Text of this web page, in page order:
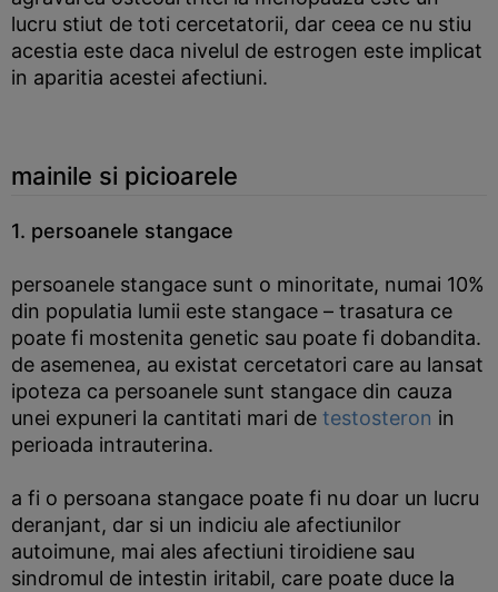
lucru stiut de toti cercetatorii, dar ceea ce nu stiu
acestia este daca nivelul de estrogen este implicat
in aparitia acestei afectiuni.
mainile si picioarele
1. persoanele stangace
persoanele stangace sunt o minoritate, numai 10%
din populatia lumii este stangace – trasatura ce
poate fi mostenita genetic sau poate fi dobandita.
de asemenea, au existat cercetatori care au lansat
ipoteza ca persoanele sunt stangace din cauza
unei expuneri la cantitati mari de testosteron in
perioada intrauterina.
a fi o persoana stangace poate fi nu doar un lucru
deranjant, dar si un indiciu ale afectiunilor
autoimune, mai ales afectiuni tiroidiene sau
sindromul de intestin iritabil, care poate duce la